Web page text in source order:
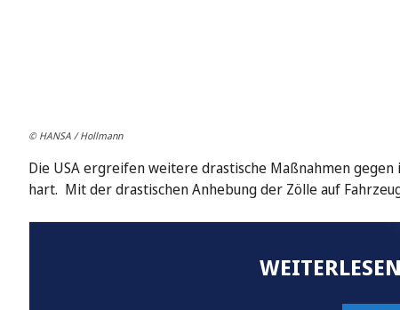
© HANSA / Hollmann
Die USA ergreifen weitere drastische Maßnahmen
hart. Mit der drastischen Anhebung der Zölle auf